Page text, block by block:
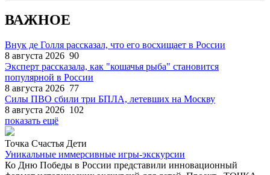
ВАЖНОЕ
Внук де Голля рассказал, что его восхищает в России
8 августа 2026 90
Эксперт рассказала, как "кошачья рыба" становится
популярной в России
8 августа 2026 77
Силы ПВО сбили три БПЛА, летевших на Москву
8 августа 2026 102
показать ещё
Точка Счастья Дети
Уникальные иммерсивные игры-экскурсии
Ко Дню Победы в России представили инновационный